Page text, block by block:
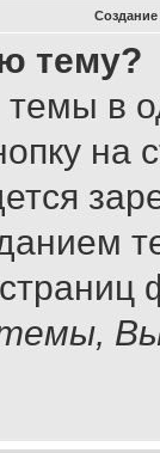
тему?
темы в
темы,